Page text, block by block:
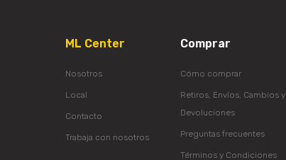
ML Center
Nosotros
Local
Contacto
Trabaja con nosotros
Comprar
Cómo comprar
Retiros, Envíos, Cambios y
Devoluciones
Preguntas frecuentes
Términos y Condiciones